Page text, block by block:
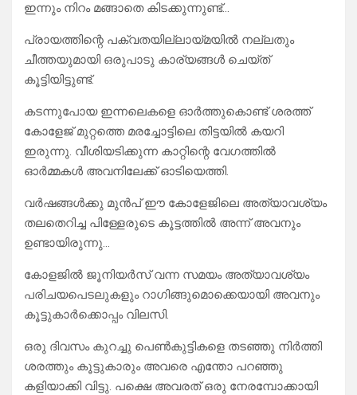
ഇന്നും നിറം മങ്ങാതെ കിടക്കുന്നുണ്ട്…
പ്രായത്തിന്റെ പക്വതയില്ലായ്മയിൽ നല്ലതും
ചീത്തയുമായി ഒരുപാടു കാര്യങ്ങൾ ചെയ്ത്
കൂട്ടിയിട്ടുണ്ട്.
കടന്നുപോയ ഇന്നലെകളെ ഓർത്തുകൊണ്ട് ശരത്ത്
കോളേജ് മുറ്റത്തെ മരച്ചോട്ടിലെ തിട്ടയിൽ കയറി
ഇരുന്നു. വീശിയടിക്കുന്ന കാറ്റിന്റെ വേഗത്തിൽ
ഓർമ്മകൾ അവനിലേക്ക് ഓടിയെത്തി.
വർഷങ്ങൾക്കു മുൻപ് ഈ കോളേജിലെ അത്യാവശ്യം
തലതെറിച്ച പിള്ളേരുടെ കൂട്ടത്തിൽ അന്ന് അവനും
ഉണ്ടായിരുന്നു…
കോളജിൽ ജൂനിയർസ് വന്ന സമയം അത്യാവശ്യം
പരിചയപെടലുകളും റാഗിങ്ങുമൊക്കെയായി അവനും
കൂട്ടുകാർക്കൊപ്പം വിലസി.
ഒരു ദിവസം കുറച്ചു പെൺകുട്ടികളെ തടഞ്ഞു നിർത്തി
ശരത്തും കൂട്ടുകാരും അവരെ എന്തോ പറഞ്ഞു
കളിയാക്കി വിട്ടു. പക്ഷെ അവരത് ഒരു നേരമ്പോക്കായി